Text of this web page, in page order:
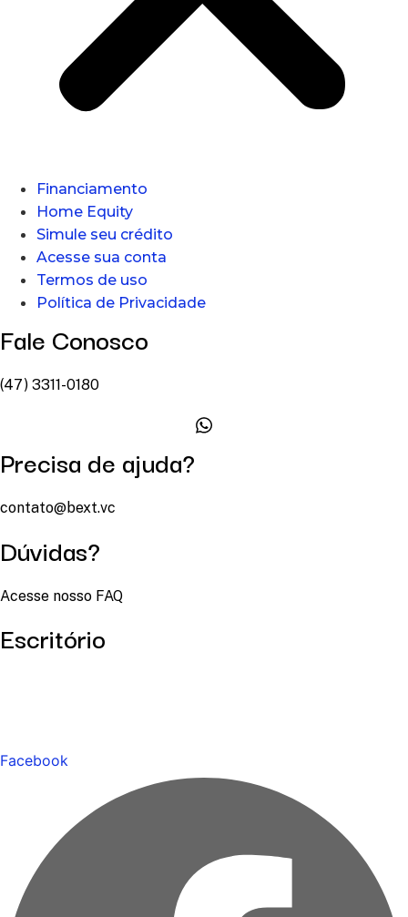
Financiamento
Home Equity
Simule seu crédito
Acesse sua conta
Termos de uso
Política de Privacidade
Fale Conosco
(47) 3311-0180
Precisa de ajuda?
contato@bext.vc
Dúvidas?
Acesse nosso FAQ
Escritório
Facebook